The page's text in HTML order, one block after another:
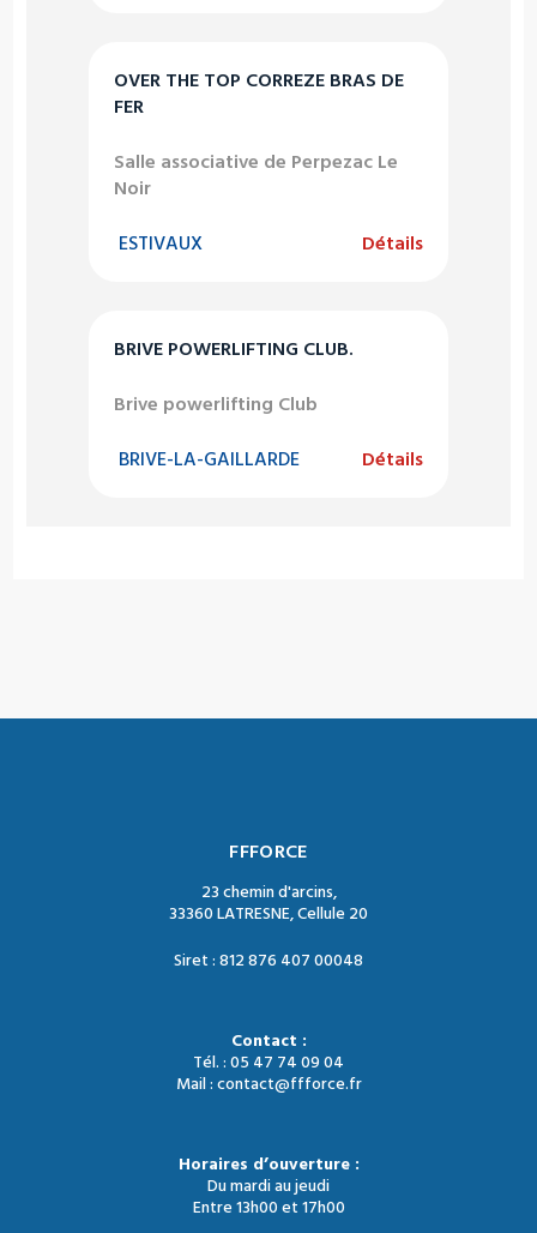
OVER THE TOP CORREZE BRAS DE
FER
Salle associative de Perpezac Le
Noir
ESTIVAUX Détails
BRIVE POWERLIFTING CLUB.
Brive powerlifting Club
BRIVE-LA-GAILLARDE Détails
FFFORCE
23 chemin d'arcins,
33360 LATRESNE, Cellule 20
Siret : 812 876 407 00048
Contact :
Tél. : 05 47 74 09 04
Mail : contact@ffforce.fr
Horaires d’ouverture :
Du mardi au jeudi
Entre 13h00 et 17h00